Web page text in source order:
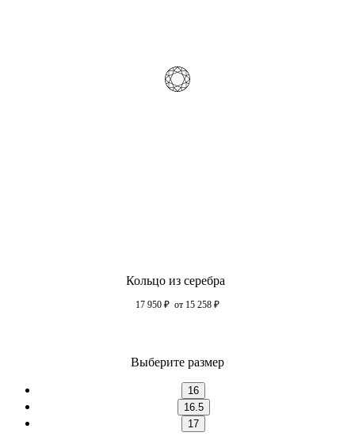
Кольцо из серебра
17 950 ₽ от 15 258 ₽
Выберите размер
16
16.5
17